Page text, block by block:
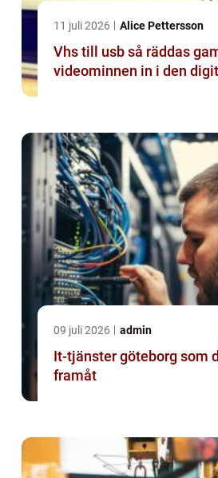
11 juli 2026 Alice Pettersson
Vhs till usb så räddas gamla
videominnen in i den
09 juli 2026 admin
It-tjänster göteborg som
framåt